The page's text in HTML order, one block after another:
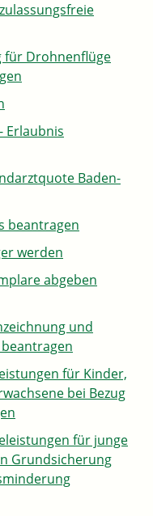
für Drohnenflüge
Erlaubnis
Baden-
beantragen
werden
abgeben
und
für Kinder,
bei Bezug
für junge
Grundsicherung